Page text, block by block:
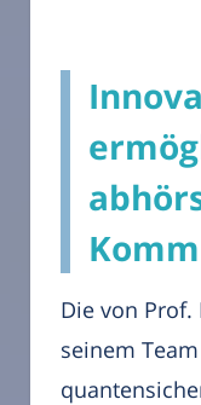
Die von Prof.
seinem